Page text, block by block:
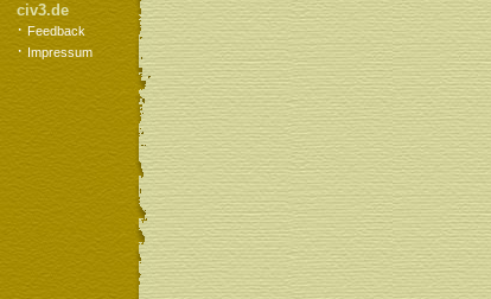
civ3.de
· Feedback
· Impressum